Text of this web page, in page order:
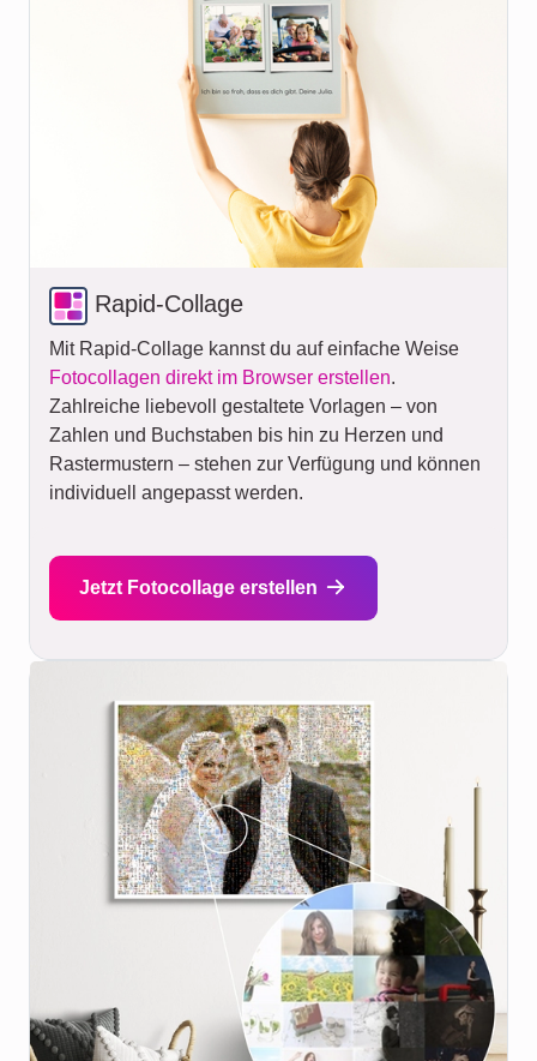
Rapid-Collage
Mit Rapid-Collage kannst du auf einfache Weise
Fotocollagen direkt im Browser erstellen.
Zahlreiche liebevoll gestaltete Vorlagen – von
Zahlen und Buchstaben bis hin zu Herzen und
Rastermustern – stehen zur Verfügung und können
individuell angepasst werden.
Jetzt Fotocollage erstellen